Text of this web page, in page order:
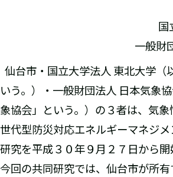
国
一般財
仙台市・国立大学法人 東北大学（
いう。）・一般財団法人 日本気象
象協会」という。）の３者は、気
世代型防災対応エネルギーマネジ
研究を平成３０年９月２７日から開
今回の共同研究では、仙台市が所